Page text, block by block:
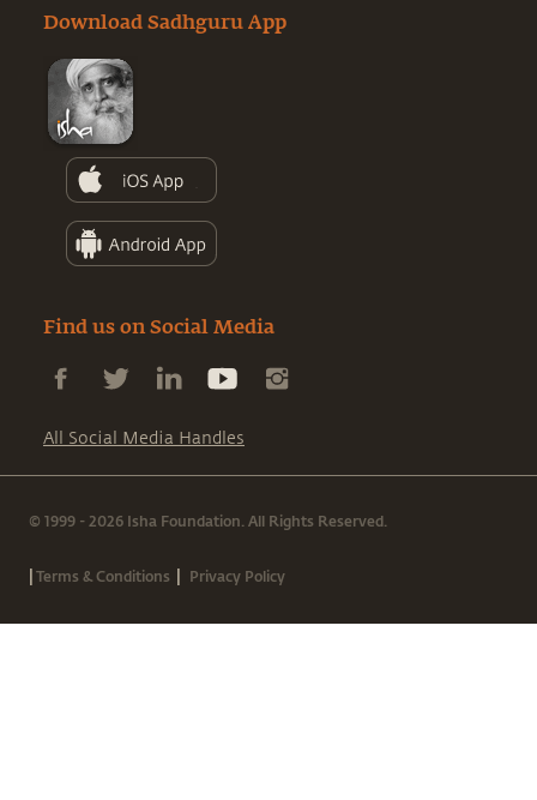
Download Sadhguru App
Find us on Social Media
All Social Media Handles
© 1999 - 2026 Isha Foundation. All Rights Reserved.
|Terms & Conditions | Privacy Policy